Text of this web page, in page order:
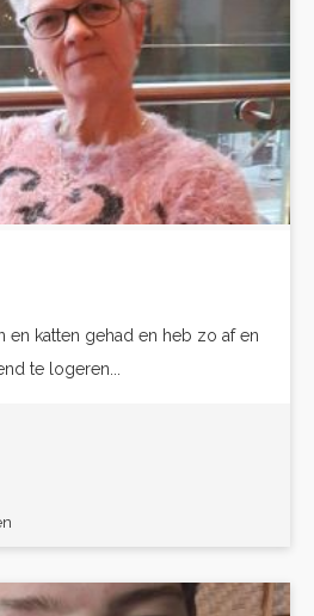
en katten gehad en heb zo af en
te logeren...